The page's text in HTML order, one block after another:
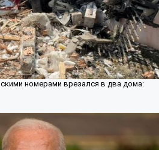
номерами врезался в два дома: